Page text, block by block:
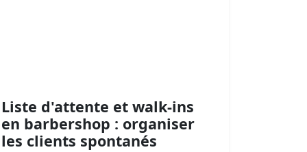
Liste d'attente et walk-ins
en barbershop : organiser
les clients spontanés